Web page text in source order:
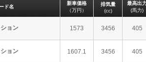
ド名
新車価格
（万円）
排気量
(cc)
最高出
(馬力)
ョン 1573 3456 405
ョン 1607.1 3456 405